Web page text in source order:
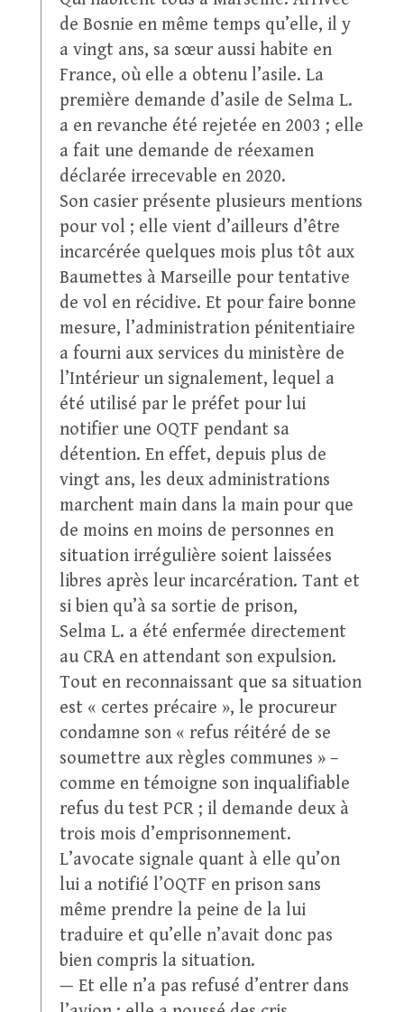
de Bosnie en même temps qu’elle, il y
a vingt ans, sa sœur aussi habite en
France, où elle a obtenu l’asile. La
première demande d’asile de Selma L.
a en revanche été rejetée en 2003 ; elle
a fait une demande de réexamen
déclarée irrecevable en 2020.
Son casier présente plusieurs mentions
pour vol ; elle vient d’ailleurs d’être
incarcérée quelques mois plus tôt aux
Baumettes à Marseille pour tentative
de vol en récidive. Et pour faire bonne
mesure, l’administration pénitentiaire
a fourni aux services du ministère de
l’Intérieur un signalement, lequel a
été utilisé par le préfet pour lui
notifier une OQTF pendant sa
détention. En effet, depuis plus de
vingt ans, les deux administrations
marchent main dans la main pour que
de moins en moins de personnes en
situation irrégulière soient laissées
libres après leur incarcération. Tant et
si bien qu’à sa sortie de prison,
Selma L. a été enfermée directement
au CRA en attendant son expulsion.
Tout en reconnaissant que sa situation
est « certes précaire », le procureur
condamne son « refus réitéré de se
soumettre aux règles communes » –
comme en témoigne son inqualifiable
refus du test PCR ; il demande deux à
trois mois d’emprisonnement.
L’avocate signale quant à elle qu’on
lui a notifié l’OQTF en prison sans
même prendre la peine de la lui
traduire et qu’elle n’avait donc pas
bien compris la situation.
— Et elle n’a pas refusé d’entrer dans